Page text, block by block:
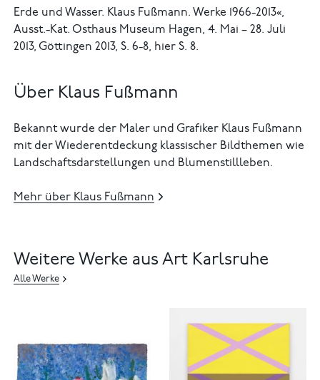
Erde und Wasser. Klaus Fußmann. Werke 1966-2013«,
Ausst.-Kat. Osthaus Museum Hagen, 4. Mai – 28. Juli
2013, Göttingen 2013, S. 6-8, hier S. 8.
Über Klaus Fußmann
Bekannt wurde der Maler und Grafiker Klaus Fußmann
mit der Wiederentdeckung klassischer Bildthemen wie
Landschaftsdarstellungen und Blumenstillleben.
Mehr über Klaus Fußmann
Weitere Werke aus Art Karlsruhe
Alle Werke